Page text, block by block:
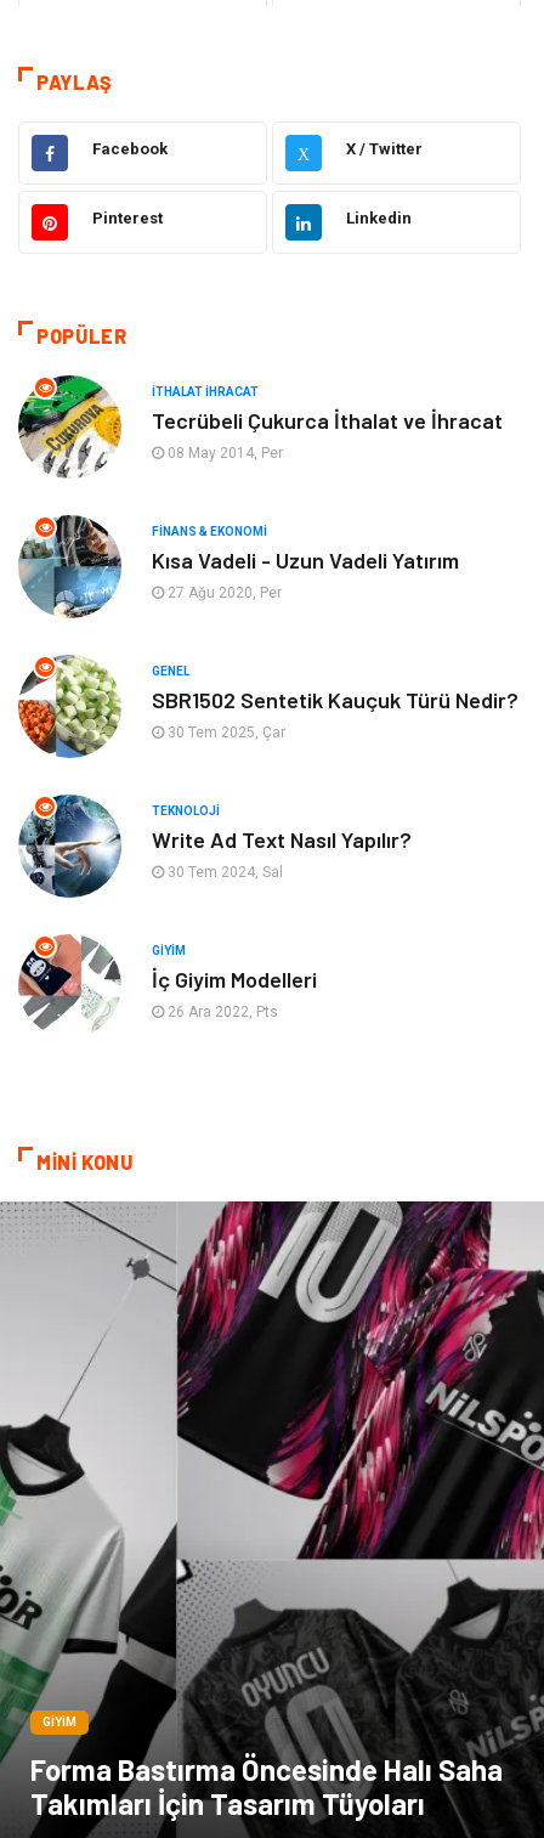
Tanıtıcı Reklam
Gıda Elektrik Elektronik
Eğitim & Kariyer Hukuk
Ulaşım ve Taşımacılık
Bilgisayar ve Yazılım
Emlak
Mobilya
Eğitim Kurumları Tatil
Aksesuar Eğlence
Güzellik
Maden ve Metal
Bahçe Ev
Nakliyat
Endüstriyel Ürünler
Dernekler ve Birlikler Pazarlama
Bakım
Markalar
Periyodik Kontrol Spor Malzemeleri
İthalat İhracat Kiralama Servisleri
Alüminyum Restaurant
PAYLAŞ
Facebook X X / Twitter
Pinterest Linkedin
POPÜLER
İTHALAT İHRACAT
Tecrübeli Çukurca İthalat ve İhracat
08 May 2014, Per
FINANS & EKONOMI
Kısa Vadeli - Uzun Vadeli Yatırım
27 Ağu 2020, Per
GENEL
SBR1502 Sentetik Kauçuk Türü Nedir?
30 Tem 2025, Çar
TEKNOLOJI
Write Ad Text Nasıl Yapılır?
30 Tem 2024, Sal
GIYIM
İç Giyim Modelleri
26 Ara 2022, Pts
MİNİ KONU
GIYIM
Forma Bastırma Öncesinde Halı Saha
Takımları İçin Tasarım Tüyoları